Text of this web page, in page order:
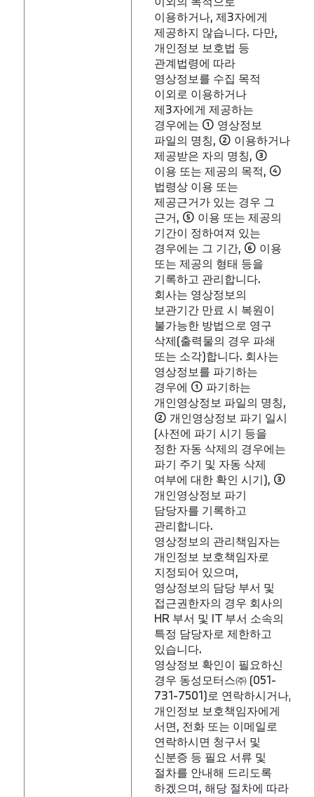
이용하거나, 제3자에게
제공하지 않습니다. 다만,
개인정보 보호법 등
관계법령에 따라
영상정보를 수집 목적
이외로 이용하거나
제3자에게 제공하는
경우에는 ① 영상정보
파일의 명칭, ② 이용하거나
제공받은 자의 명칭, ③
이용 또는 제공의 목적, ④
법령상 이용 또는
제공근거가 있는 경우 그
근거, ⑤ 이용 또는 제공의
기간이 정하여져 있는
경우에는 그 기간, ⑥ 이용
또는 제공의 형태 등을
기록하고 관리합니다.
회사는 영상정보의
보관기간 만료 시 복원이
불가능한 방법으로 영구
삭제(출력물의 경우 파쇄
또는 소각)합니다. 회사는
영상정보를 파기하는
경우에 ① 파기하는
개인영상정보 파일의 명칭,
② 개인영상정보 파기 일시
(사전에 파기 시기 등을
정한 자동 삭제의 경우에는
파기 주기 및 자동 삭제
여부에 대한 확인 시기), ③
개인영상정보 파기
담당자를 기록하고
관리합니다.
영상정보의 관리책임자는
개인정보 보호책임자로
지정되어 있으며,
영상정보의 담당 부서 및
접근권한자의 경우 회사의
HR 부서 및 IT 부서 소속의
특정 담당자로 제한하고
있습니다.
영상정보 확인이 필요하신
경우 동성모터스㈜ (051-
731-7501)로 연락하시거나,
개인정보 보호책임자에게
서면, 전화 또는 이메일로
연락하시면 청구서 및
신분증 등 필요 서류 및
절차를 안내해 드리도록
하겠으며, 해당 절차에 따라